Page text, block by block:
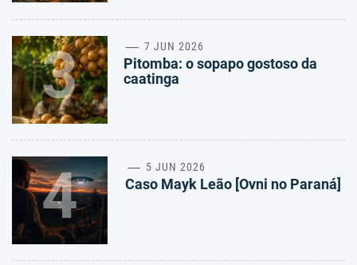
3 7 JUN 2026
Pitomba: o sopapo gostoso da
caatinga
4 5 JUN 2026
Caso Mayk Leão [Ovni no Paraná]